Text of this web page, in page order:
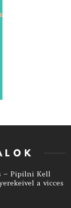
– Pipilni Kell
a vicces